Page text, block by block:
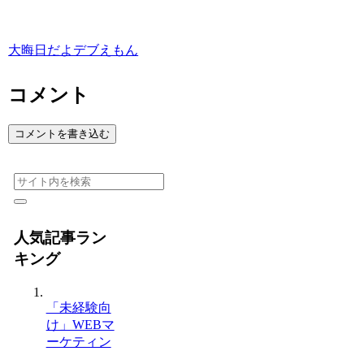
大晦日だよデブえもん
コメント
コメントを書き込む
人気記事ラン
キング
「未経験向
け」WEBマ
ーケティン